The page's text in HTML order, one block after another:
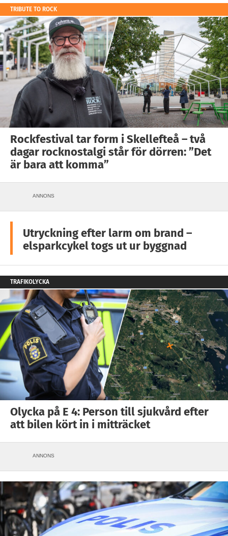
TRIBUTE TO ROCK
Rockfestival tar form i Skellefteå – två
dagar rocknostalgi står för dörren: ”Det
är bara att komma”
ANNONS
Utryckning efter larm om brand –
elsparkcykel togs ut ur byggnad
TRAFIKOLYCKA
Olycka på E 4: Person till sjukvård efter
att bilen kört in i mitträcket
ANNONS